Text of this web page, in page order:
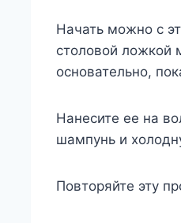
Начать можно с
столовой ложкой
основательно,
Нанесите ее на
шампунь и
Повторяйте эту